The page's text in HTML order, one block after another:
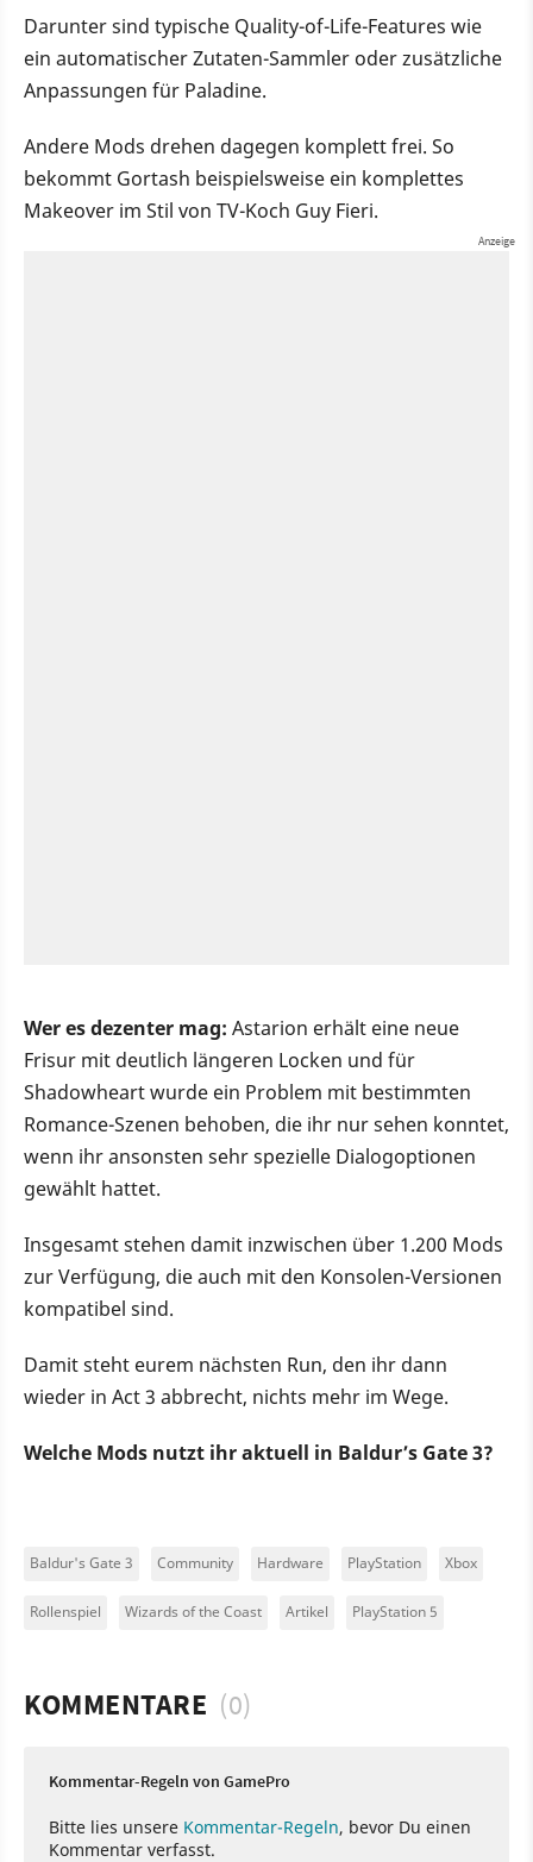
Darunter sind typische Quality-of-Life-Features wie
ein automatischer Zutaten-Sammler oder zusätzliche
Anpassungen für Paladine.
Andere Mods drehen dagegen komplett frei. So
bekommt Gortash beispielsweise ein komplettes
Makeover im Stil von TV-Koch Guy Fieri.
Wer es dezenter mag: Astarion erhält eine neue
Frisur mit deutlich längeren Locken und für
Shadowheart wurde ein Problem mit bestimmten
Romance-Szenen behoben, die ihr nur sehen konntet,
wenn ihr ansonsten sehr spezielle Dialogoptionen
gewählt hattet.
Insgesamt stehen damit inzwischen über 1.200 Mods
zur Verfügung, die auch mit den Konsolen-Versionen
kompatibel sind.
Damit steht eurem nächsten Run, den ihr dann
wieder in Act 3 abbrecht, nichts mehr im Wege.
Welche Mods nutzt ihr aktuell in Baldur’s Gate 3?
Baldur's Gate 3 Community Hardware PlayStation Xbox
Rollenspiel Wizards of the Coast Artikel PlayStation 5
KOMMENTARE (0)
Kommentar-Regeln von GamePro
Bitte lies unsere Kommentar-Regeln, bevor Du einen
Kommentar verfasst.